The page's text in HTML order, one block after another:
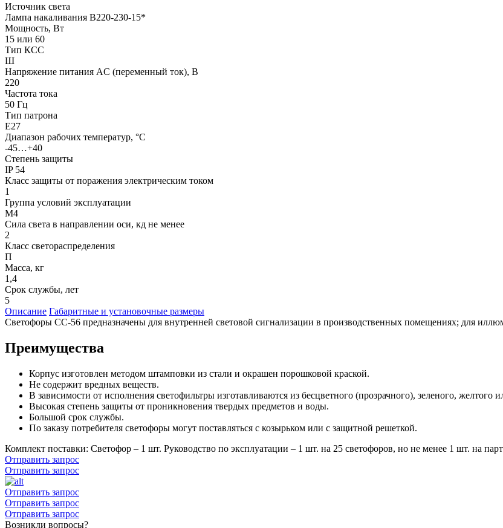
Источник света
Лампа накаливания В220-230-15*
Мощность, Вт
15 или 60
Тип КСС
Ш
Напряжение питания AC (переменный ток), В
220
Частота тока
50 Гц
Тип патрона
Е27
Диапазон рабочих температур, °С
-45…+40
Степень защиты
IP 54
Класс защиты от поражения электрическим током
1
Группа условий эксплуатации
М4
Сила света в направлении оси, кд не менее
2
Класс светораспределения
П
Масса, кг
1,4
Срок службы, лет
5
Описание Габаритные и установочные размеры
Светофоры СС-56 предназначены для внутренней световой сигнализации в производственных помещениях; для
Преимущества
Корпус изготовлен методом штамповки из стали и окрашен порошковой краской.
Не содержит вредных веществ.
В зависимости от исполнения светофильтры изготавливаются из бесцветного (прозрачного), зеленого, желтого
Высокая степень защиты от проникновения твердых предметов и воды.
Большой срок службы.
По заказу потребителя светофоры могут поставляться с козырьком или с защитной решеткой.
Комплект поставки: Светофор – 1 шт. Руководство по эксплуатации – 1 шт. на 25 светофоров, но не менее 1 шт. на
Отправить запрос
Отправить запрос
Отправить запрос
Отправить запрос
Отправить запрос
Возникли вопросы?